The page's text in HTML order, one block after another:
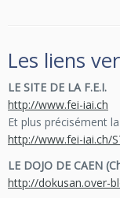
Les liens
LE SITE DE LA F.E.I.
http://www.fei-iai.ch
Et plus précisément
http://www.fei-iai.ch/
LE DOJO DE CAEN
http://dokusan.over-